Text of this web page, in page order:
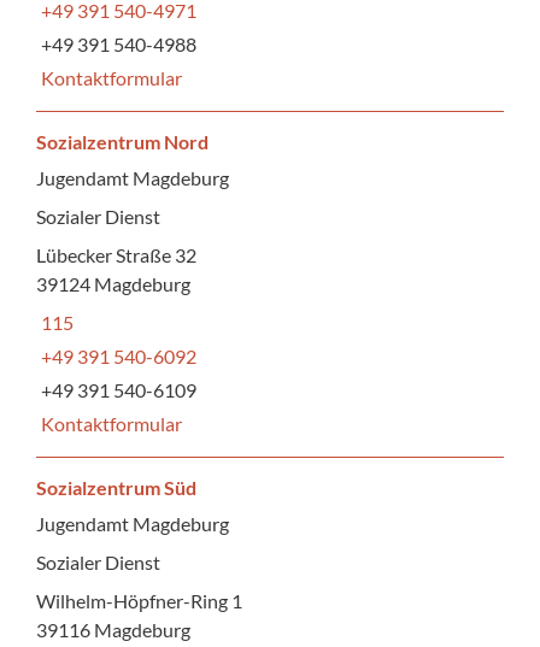
+49 391 540-4971
+49 391 540-4988
Kontaktformular
Sozialzentrum Nord
Jugendamt Magdeburg
Sozialer Dienst
Lübecker Straße 32
39124 Magdeburg
115
+49 391 540-6092
+49 391 540-6109
Kontaktformular
Sozialzentrum Süd
Jugendamt Magdeburg
Sozialer Dienst
Wilhelm-Höpfner-Ring 1
39116 Magdeburg